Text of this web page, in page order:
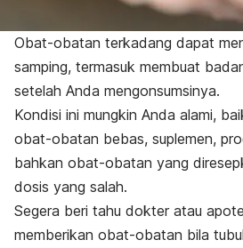
Obat-obatan terkadang dapat
samping, termasuk membuat
setelah Anda mengonsumsinya.
Kondisi ini mungkin Anda alami,
obat-obatan bebas, suplemen,
bahkan obat-obatan yang
dosis yang salah.
Segera beri tahu dokter atau
memberikan obat-obatan bila